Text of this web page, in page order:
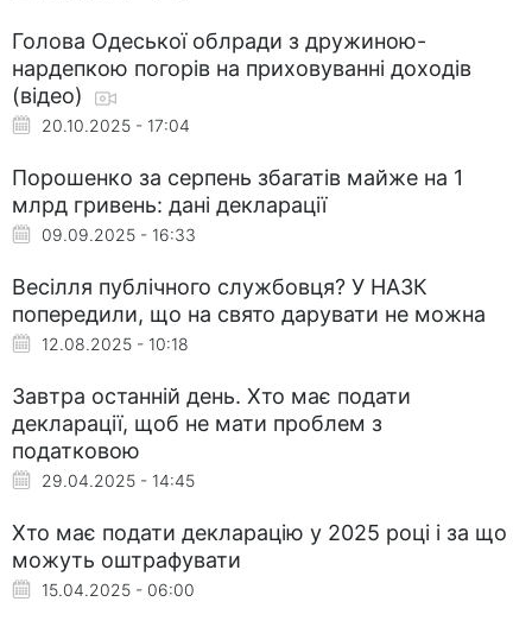
Голова Одеської облради з дружиною-
нардепкою погорів на приховуванні доходів
(відео)
20.10.2025 - 17:04
Порошенко за серпень збагатів майже на 1
млрд гривень: дані декларації
09.09.2025 - 16:33
Весілля публічного службовця? У НАЗК
попередили, що на свято дарувати не можна
12.08.2025 - 10:18
Завтра останній день. Хто має подати
декларації, щоб не мати проблем з
податковою
29.04.2025 - 14:45
Хто має подати декларацію у 2025 році і за що
можуть оштрафувати
15.04.2025 - 06:00